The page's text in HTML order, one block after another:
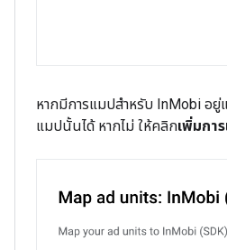
หากมีการแมปสำหรับ InMobi อยู่
แมปนั้นได้ หากไม่ ให้คลิกเพิ่มกา